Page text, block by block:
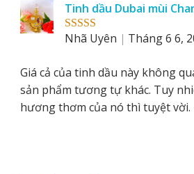
Rated5out
Tinh dầu Dubai mùi
Nhã Uyên
Tháng 6 6,
Giá cả của tinh dầu này không
sản phẩm tương tự khác. Tuy
hương thơm của nó thì tuyệt vời.